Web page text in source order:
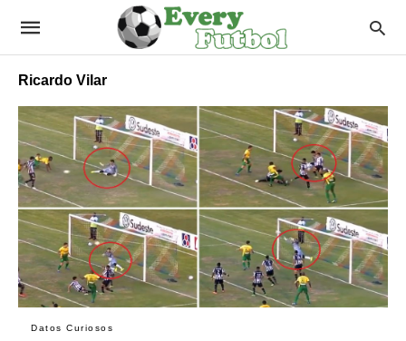
Ricardo Vilar
Datos Curiosos